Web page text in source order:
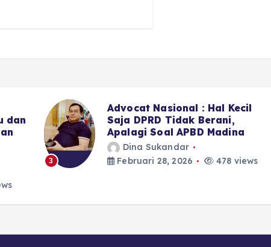
4
Sekitar LPJU Kotanopan, 6 Dari
7 Anggota DPRD Madina II
Memilih Bungkam
Dina Sukandar
Februari 28, 2026
395 views